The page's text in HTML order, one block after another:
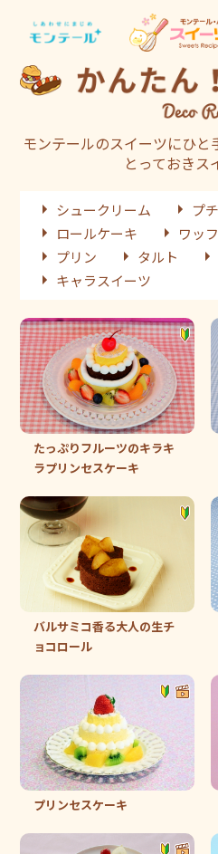
モンテールのスイーツにひと
とっておき
シュークリーム プ
ロールケーキ
ワッ
プリン
タルト
キャラスイーツ
たっぷりフルーツのキラキ
ラプリンセスケーキ
バルサミコ香る大人の生チ
ョコロール
プリンセスケーキ